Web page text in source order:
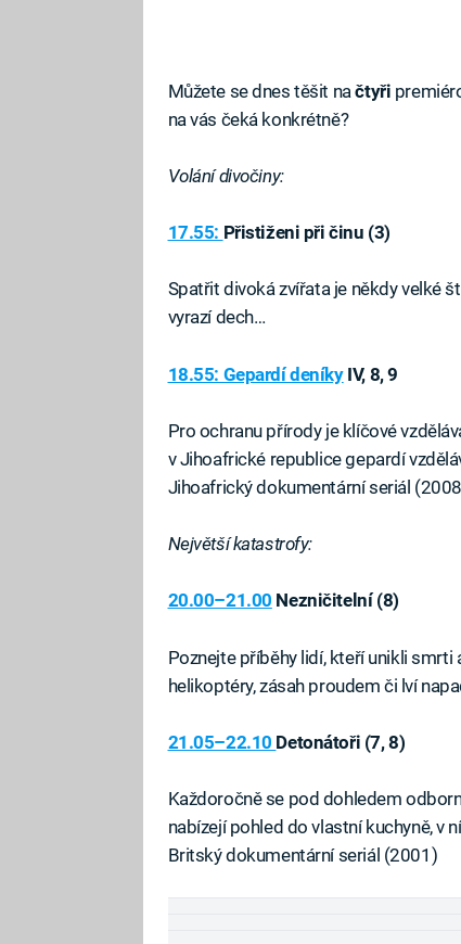
Můžete se dnes těšit načtyři
na vás čeká konkrétně?
Volání divočiny:
17.55: Přistiženi při činu (3)
Spatřit divoká zvířata je někdy velké
vyrazí dech…
18.55: Gepardí deníkyIV, 8, 9
Pro ochranu přírody je klíčové
v Jihoafrické republice gepardí
Jihoafrický dokumentární seriál
Největší katastrofy:
20.00–21.00 Nezničitelní (8)
Poznejte příběhy lidí, kteří unikli smrti
helikoptéry, zásah proudem či lví
21.05–22.10 Detonátoři (7, 8)
Každoročně se pod dohledem
nabízejí pohled do vlastní kuchyně, v
Britský dokumentární seriál (2001)